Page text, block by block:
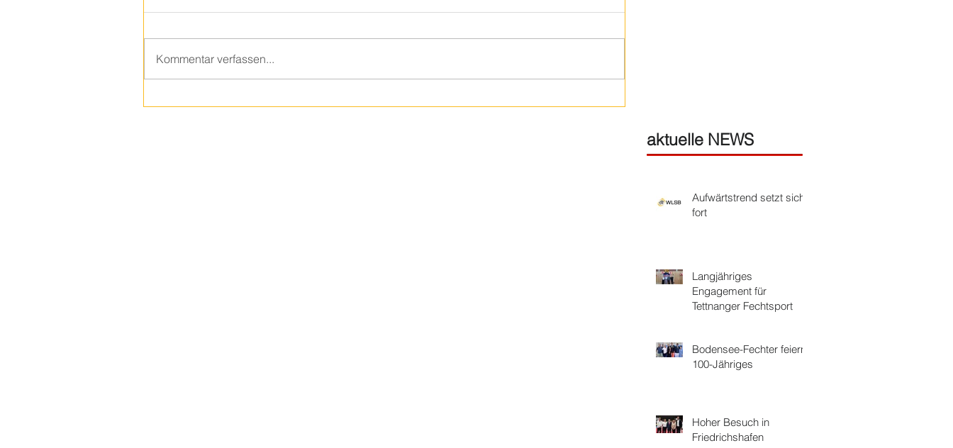
Kommentar verfassen...
aktuelle NEWS
Aufwärtstrend setzt sich
fort
Langjähriges
Engagement für
Tettnanger Fechtsport
Bodensee-Fechter feiern
100-Jähriges
Hoher Besuch in
Friedrichshafen